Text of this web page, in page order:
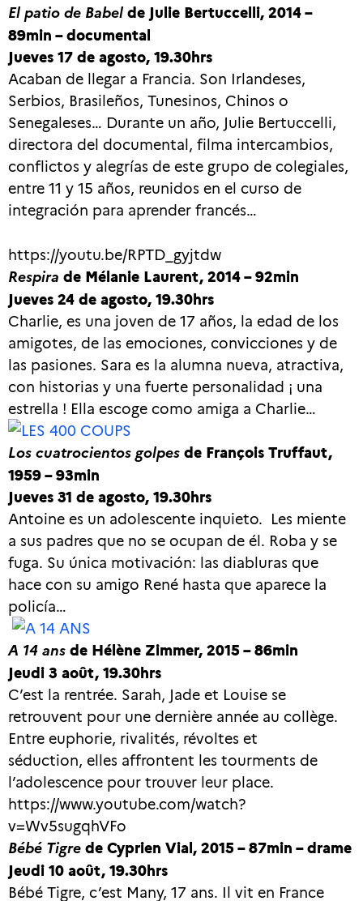
El patio de Babel de Julie Bertuccelli, 2014 –
89min – documental
Jueves 17 de agosto, 19.30hrs
Acaban de llegar a Francia. Son Irlandeses,
Serbios, Brasileños, Tunesinos, Chinos o
Senegaleses… Durante un año, Julie Bertuccelli,
directora del documental, filma intercambios,
conflictos y alegrías de este grupo de colegiales,
entre 11 y 15 años, reunidos en el curso de
integración para aprender francés…
https://youtu.be/RPTD_gyjtdw
Respira de Mélanie Laurent, 2014 – 92min
Jueves 24 de agosto, 19.30hrs
Charlie, es una joven de 17 años, la edad de los
amigotes, de las emociones, convicciones y de
las pasiones. Sara es la alumna nueva, atractiva,
con historias y una fuerte personalidad ¡ una
estrella ! Ella escoge como amiga a Charlie…
Los cuatrocientos golpes de François Truffaut,
1959 – 93min
Jueves 31 de agosto, 19.30hrs
Antoine es un adolescente inquieto. Les miente
a sus padres que no se ocupan de él. Roba y se
fuga. Su única motivación: las diabluras que
hace con su amigo René hasta que aparece la
policía…
A 14 ans de Hélène Zimmer, 2015 – 86min
Jeudi 3 août, 19.30hrs
C’est la rentrée. Sarah, Jade et Louise se
retrouvent pour une dernière année au collège.
Entre euphorie, rivalités, révoltes et
séduction, elles affrontent les tourments de
l’adolescence pour trouver leur place.
https://www.youtube.com/watch?
v=Wv5sugqhVFo
Bébé Tigre de Cyprien Vial, 2015 – 87min – drame
Jeudi 10 août, 19.30hrs
Bébé Tigre, c’est Many, 17 ans. Il vit en France